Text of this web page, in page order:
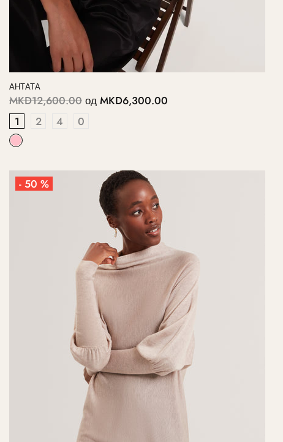
АНТАТА
MKD12,600.00 од MKD6,300.00
1
2 4 0
- 50 %